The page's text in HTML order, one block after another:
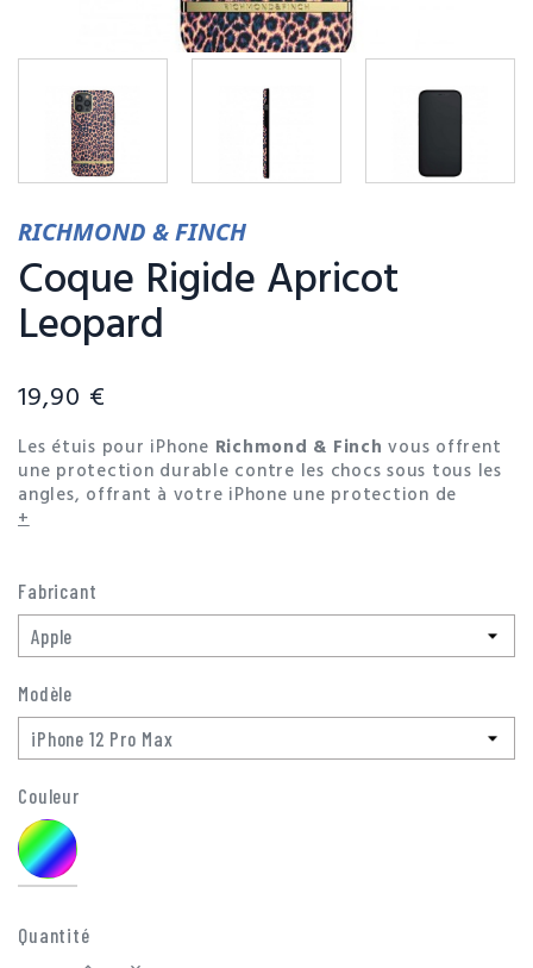
RICHMOND & FINCH
Coque Rigide Apricot
Leopard
19,90 €
Les étuis pour iPhone Richmond & Finch vous offrent
une protection durable contre les chocs sous tous les
angles, offrant à votre iPhone une protection de
qualité militaire. Choisissez parmi une variété de
+
Fabricant
Modèle
Couleur
Quantité